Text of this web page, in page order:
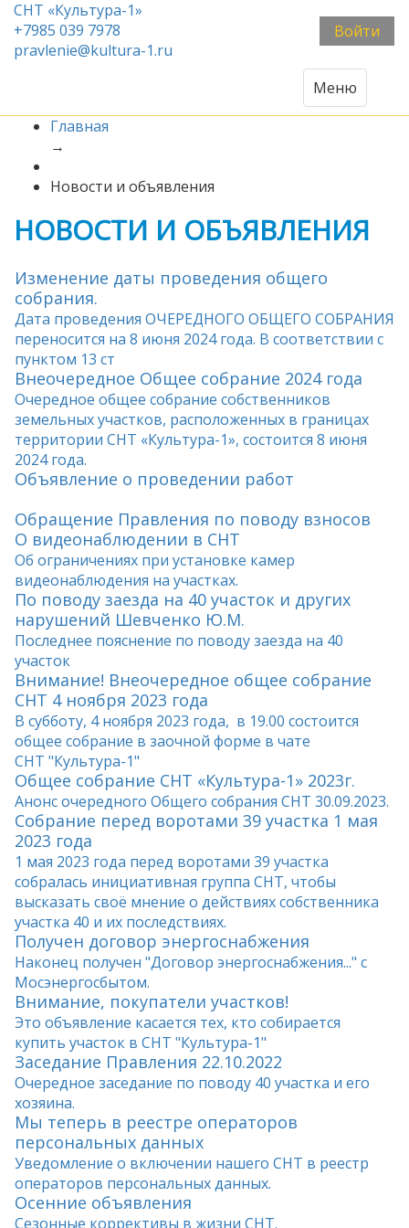
СНТ «Культура-1»
+7985 039 7978
pravlenie@kultura-1.ru
Войти
Меню
Главная
→
Новости и объявления
НОВОСТИ И ОБЪЯВЛЕНИЯ
Изменение даты проведения общего
собрания.
Дата проведения ОЧЕРЕДНОГО ОБЩЕГО СОБРАНИЯ
переносится на 8 июня 2024 года. В соответствии с
пунктом 13 ст
Внеочередное Общее собрание 2024 года
Очередное общее собрание собственников
земельных участков, расположенных в границах
территории СНТ «Культура-1», состоится 8 июня
2024 года.
Объявление о проведении работ
Обращение Правления по поводу взносов
О видеонаблюдении в СНТ
Об ограничениях при установке камер
видеонаблюдения на участках.
По поводу заезда на 40 участок и других
нарушений Шевченко Ю.М.
Последнее пояснение по поводу заезда на 40
участок
Внимание! Внеочередное общее собрание
СНТ 4 ноября 2023 года
В субботу, 4 ноября 2023 года, в 19.00 состоится
общее собрание в заочной форме в чате
СНТ "Культура-1"
Общее собрание СНТ «Культура-1» 2023г.
Анонс очередного Общего собрания СНТ 30.09.2023.
Собрание перед воротами 39 участка 1 мая
2023 года
1 мая 2023 года перед воротами 39 участка
собралась инициативная группа СНТ, чтобы
высказать своё мнение о действиях собственника
участка 40 и их последствиях.
Получен договор энергоснабжения
Наконец получен "Договор энергоснабжения..." с
Мосэнергосбытом.
Внимание, покупатели участков!
Это объявление касается тех, кто собирается
купить участок в СНТ "Культура-1"
Заседание Правления 22.10.2022
Очередное заседание по поводу 40 участка и его
хозяина.
Мы теперь в реестре операторов
персональных данных
Уведомление о включении нашего СНТ в реестр
операторов персональных данных.
Осенние объявления
Сезонные коррективы в жизни СНТ.